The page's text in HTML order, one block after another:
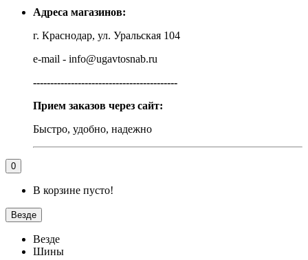
Адреса магазинов:
г. Краснодар, ул. Уральская 104
e-mail - info@ugavtosnab.ru
------------------------------------------
Прием заказов через сайт:
Быстро, удобно, надежно
0
В корзине пусто!
Везде
Везде
Шины